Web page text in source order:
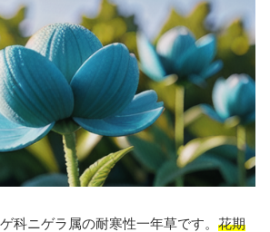
科ニゲラ属の耐寒性一年草です。 花期